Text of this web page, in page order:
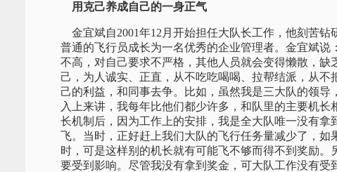
用克己养成自己的一身正气
金宜斌自2001年12月开始担任大队长工作，他刻苦
普通的飞行员成长为一名优秀的企业管理者。金宜斌
不高，对自己要求不严格，其他人员就会变得懒散，缺
己，为人诚实、正直，从不吃吃喝喝、拉帮结派，从
己的利益，和同事去争。比如，虽然我是三大队的领
入上来讲，我每年比他们都少许多，和队里的主要机
长机制后，因为工作上的安排，我是全大队唯一没有
飞。当时，正好赶上我们大队的飞行任务量减少了，
时，可是这样别的机长就有可能飞不够而得不到奖励
要受到影响。尽管我没有拿到奖金，可大队工作没有受